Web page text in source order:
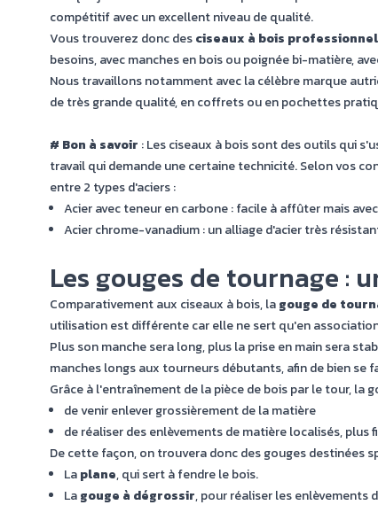
compétitif avec un excellent niveau de qualité.
Vous trouverez donc desciseaux à bois
besoins, avec manches en bois ou poignée bi-matière,
Nous travaillons notamment avec la célèbre marque
de très grande qualité, en coffrets ou en pochettes
# Bon à savoir : Les ciseaux à bois sont des outils qui
travail qui demande une certaine technicité. Selon vos
entre 2 types d'aciers :
Acier avec teneur en carbone : facile à affûter mais
Acier chrome-vanadium : un alliage d'acier très
Les gouges de tournage :
Comparativement aux ciseaux à bois, lagouge de
utilisation est différente car elle ne sert qu'en
Plus son manche sera long, plus la prise en main sera
manches longs aux tourneurs débutants, afin de bien se
Grâce à l'entraînement de la pièce de bois par le tour, la
de venir enlever grossièrement de la matière
de réaliser des enlèvements de matière localisés, plus
De cette façon, on trouvera donc des gouges destinées
Laplane, qui sert à fendre le bois.
Lagouge à dégrossir, pour réaliser les enlèvements